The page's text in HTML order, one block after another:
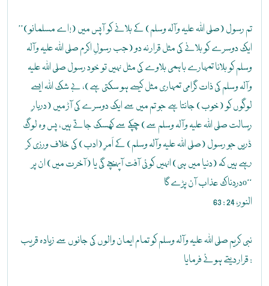
’’(اے مسلمانو!) تم رسول (صلی اللہ علیہ وآلہ وسلم) کے بلانے کو آپس میں
ایک دوسرے کو بلانے کی مثل قرار نہ دو (جب رسولِ اکرم صلی اللہ علیہ وآلہ
وسلم کو بلانا تمہارے باہمی بلاوے کی مثل نہیں تو خود رسول صلی اللہ علیہ
وآلہ وسلم کی ذات گرامی تمہاری مثل کیسے ہو سکتی ہے)، بے شک اللہ ایسے
لوگوں کو (خوب) جانتا ہے جو تم میں سے ایک دوسرے کی آڑ میں (دربارِ
رِسالت صلی اللہ علیہ وآلہ وسلم سے) چپکے سے کھسک جاتے ہیں، پس وہ لوگ
ڈریں جو رسول (صلی اللہ علیہ وآلہ وسلم) کے اَمرِ (ادب) کی خلاف ورزی کر
رہے ہیں کہ (دنیا میں ہی) انہیں کوئی آفت آپہنچے گی یا (آخرت میں) ان پر
دردناک عذاب آن پڑے گاo‘‘
النور، 24 : 63
نبی کریم صلی اللہ علیہ وآلہ وسلم کو تمام ایمان والوں کی جانوں سے زیادہ قریب
قرار دیتے ہوئے فرمایا :